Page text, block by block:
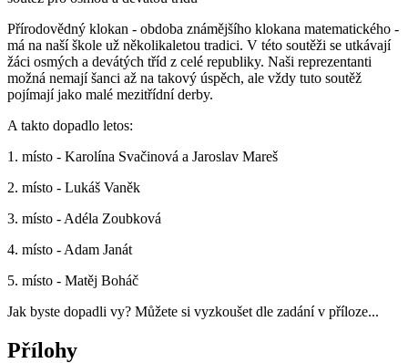
Přírodovědný klokan - obdoba známějšího klokana matematického -
má na naší škole už několikaletou tradici. V této soutěži se utkávají
žáci osmých a devátých tříd z celé republiky. Naši reprezentanti
možná nemají šanci až na takový úspěch, ale vždy tuto soutěž
pojímají jako malé mezitřídní derby.
A takto dopadlo letos:
1. místo - Karolína Svačinová a Jaroslav Mareš
2. místo - Lukáš Vaněk
3. místo - Adéla Zoubková
4. místo - Adam Janát
5. místo - Matěj Boháč
Jak byste dopadli vy? Můžete si vyzkoušet dle zadání v příloze...
Přílohy